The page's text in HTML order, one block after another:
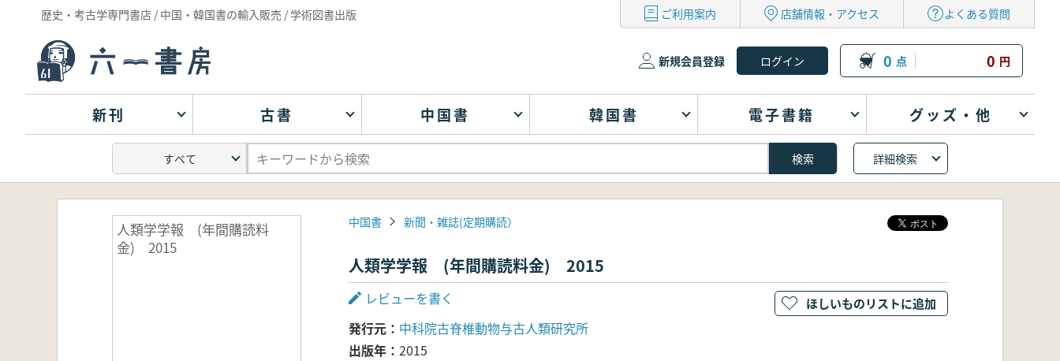
歴史・考古学専門書店 / 中国・韓国書の輸入販売 / 学術図書出版 ご利用案内 店舗情報・アクセス よくある質問
新規会員登録 0 点 0 円
新刊 古書 中国書 韓国書 電子書籍 グッズ・他
詳細検索
人類学学報 (年間購読料
金) 2015
中国書 新聞・雑誌(定期購読）
人類学学報 (年間購読料金) 2015
レビューを書く
発行元
中科院古脊椎動物与古人類研究所
出版年
2015
ほしいものリストに追加